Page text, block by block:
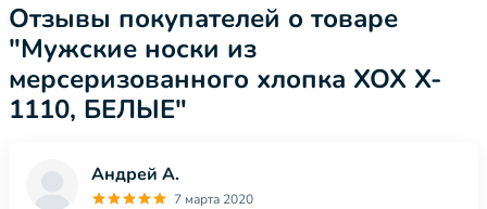
Отзывы покупателей о товаре
"Мужские носки из
мерсеризованного хлопка ХОХ X-
1110, БЕЛЫЕ"
Андрей А.
7 марта 2020